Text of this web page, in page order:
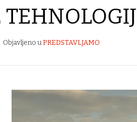
Objavljeno uPREDSTAVLJAMO